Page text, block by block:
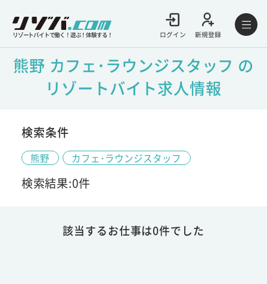
リゾートバイトで働く！遊ぶ！体験する！ ログイン 新規登録
熊野 カフェ･ラウンジスタッフ の
リゾートバイト求人情報
検索条件
熊野 カフェ･ラウンジスタッフ
検索結果:0件
該当するお仕事は0件でした